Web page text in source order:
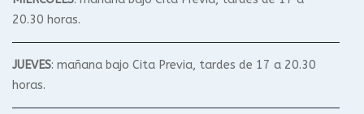
20.30 horas.
JUEVES: mañana bajo Cita Previa, tardes de 17 a 20.30
horas.